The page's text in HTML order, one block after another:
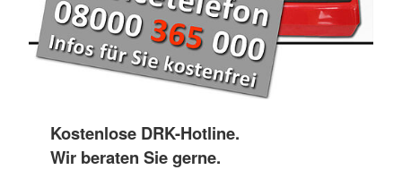
Kostenlose DRK-Hotline.
Wir beraten Sie gerne.